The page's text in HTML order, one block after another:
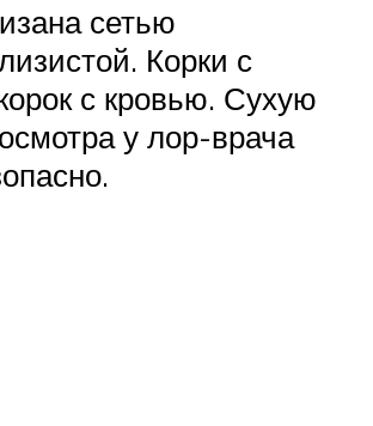
сетью
Корки с
с кровью. Сухую
у лор-врача